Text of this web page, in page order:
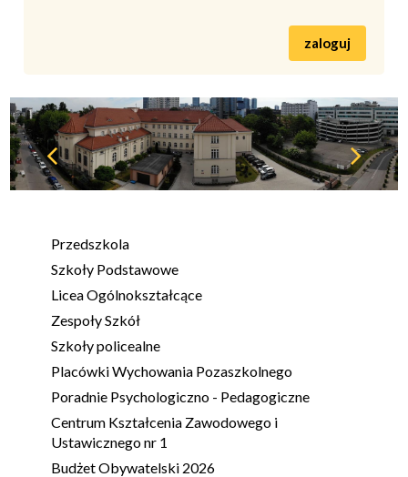
zaloguj
Przedszkola
Szkoły Podstawowe
Licea Ogólnokształcące
Zespoły Szkół
Szkoły policealne
Placówki Wychowania Pozaszkolnego
Poradnie Psychologiczno - Pedagogiczne
Centrum Kształcenia Zawodowego i
Ustawicznego nr 1
Budżet Obywatelski 2026